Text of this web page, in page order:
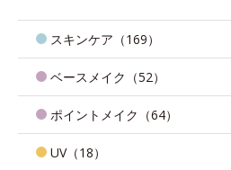
スキンケア（169）
ベースメイク（52）
ポイントメイク（64）
UV（18）